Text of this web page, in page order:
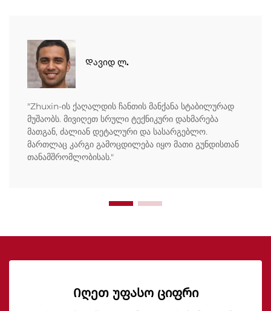
Დავიდ ლ.
"Zhuxin-ის ქაღალდის ჩანთის მანქანა სტაბილურად
მუშაობს. მივიღეთ სრული ტექნიკური დახმარება
მათგან, ძალიან დეტალური და სასარგებლო.
მართლაც კარგი გამოცდილება იყო მათი გუნდისთან
თანამშრომლობისას."
Იღეთ უფასო ციფრი